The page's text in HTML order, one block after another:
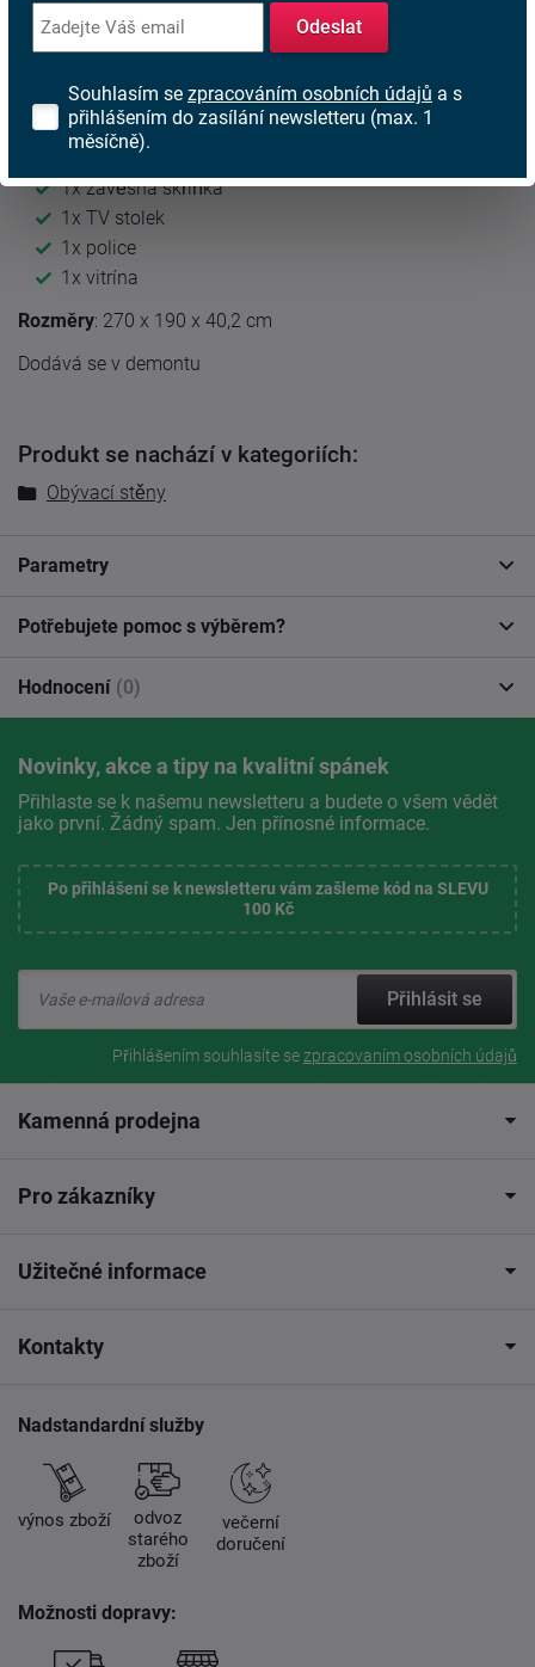
Barevná provedení:
Dub sonoma
Sestava se skládá z:
1x závěsná skříňka
1x TV stolek
1x police
1x vitrína
Rozměry: 270 x 190 x 40,2 cm
Dodává se v demontu
Produkt se nachází v kategoriích:
Obývací stěny
Parametry
Potřebujete pomoc s výběrem?
Hodnocení (0)
Novinky, akce a tipy na kvalitní spánek
Přihlaste se k našemu newsletteru a budete o všem vědět
jako první. Žádný spam. Jen přínosné informace.
Po přihlášení se k newsletteru vám zašleme kód na SLEVU
100 Kč
Přihlásit se
Přihlášením souhlasíte sezpracovaním osobních údajů
Kamenná prodejna
Pro zákazníky
Užitečné informace
Kontakty
Nadstandardní služby
výnos zboží
odvoz
starého
zboží
večerní
doručení
Možnosti dopravy:
Odeslat
Souhlasím se zpracováním osobních údajů a s
přihlášením do zasílání newsletteru (max. 1
měsíčně).